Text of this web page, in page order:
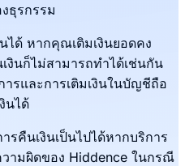
ธุรกรรม
ได้ หากคุณเติมเงินยอดคง
งินก็ไม่สามารถทำได้เช่นกัน
รและการเติมเงินในบัญชีถือ
นได้
รคืนเงินเป็นไปได้หากบริการ
วามผิดของ Hiddence ในกรณี